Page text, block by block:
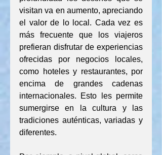
visitan va en aumento, apreciando
el valor de lo local. Cada vez es
más frecuente que los viajeros
prefieran disfrutar de experiencias
ofrecidas por negocios locales,
como hoteles y restaurantes, por
encima de grandes cadenas
internacionales. Esto les permite
sumergirse en la cultura y las
tradiciones auténticas, variadas y
diferentes.